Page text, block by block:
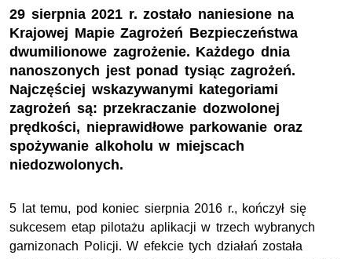
29 sierpnia 2021 r. zostało naniesione na
Krajowej Mapie Zagrożeń Bezpieczeństwa
dwumilionowe zagrożenie. Każdego dnia
nanoszonych jest ponad tysiąc zagrożeń.
Najczęściej wskazywanymi kategoriami
zagrożeń są: przekraczanie dozwolonej
prędkości, nieprawidłowe parkowanie oraz
spożywanie alkoholu w miejscach
niedozwolonych.
5 lat temu, pod koniec sierpnia 2016 r., kończył się
sukcesem etap pilotażu aplikacji w trzech wybranych
garnizonach Policji. W efekcie tych działań została